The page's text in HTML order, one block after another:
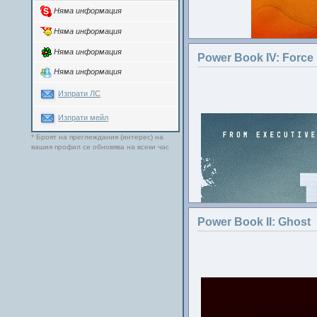
Няма информация
Няма информация
Няма информация
Няма информация
Изпрати ЛС
Изпрати мейл
* Броят на преглеждания (интерес) на
вашия профил се обновява на всеки час
Участват:
Айлийн
Изправени пред
Power Book IV: Force
Power Book II: Ghost